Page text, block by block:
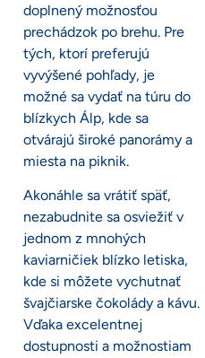
doplnený možnosťou
prechádzok po brehu. Pre
tých, ktorí preferujú
vyvýšené pohľady, je
možné sa vydať na túru do
blízkych Álp, kde sa
otvárajú široké panorámy a
miesta na piknik.
Akonáhle sa vrátiť späť,
nezabudnite sa osviežiť v
jednom z mnohých
kaviarničiek blízko letiska,
kde si môžete vychutnať
švajčiarske čokolády a kávu.
Vďaka excelentnej
dostupnosti a možnostiam